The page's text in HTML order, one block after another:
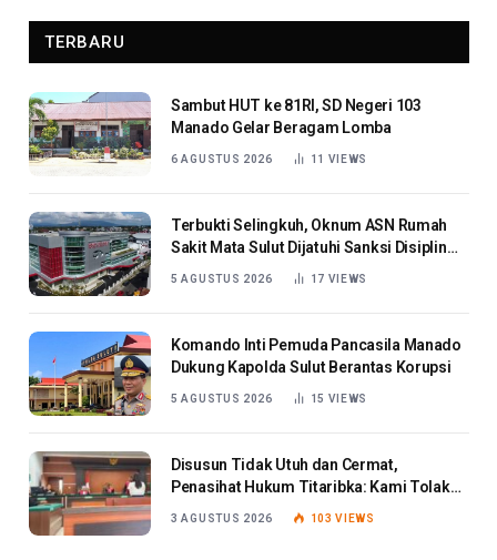
TERBARU
Sambut HUT ke 81RI, SD Negeri 103
Manado Gelar Beragam Lomba
6 AGUSTUS 2026 11 VIEWS
Terbukti Selingkuh, Oknum ASN Rumah
Sakit Mata Sulut Dijatuhi Sanksi Disiplin
Berat
5 AGUSTUS 2026 17 VIEWS
Komando Inti Pemuda Pancasila Manado
Dukung Kapolda Sulut Berantas Korupsi
5 AGUSTUS 2026 15 VIEWS
Disusun Tidak Utuh dan Cermat,
Penasihat Hukum Titaribka: Kami Tolak
Tanggapan Jaksa
3 AGUSTUS 2026 103VIEWS